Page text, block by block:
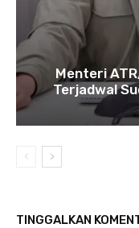
Menteri
Terjadwal
TINGGALKAN